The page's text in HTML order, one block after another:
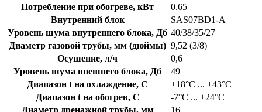
Потребление при обогреве, кВт
0.65
Внутренний блок
SAS07BD1-A
Уровень шума внутреннего блока, Дб 40/38/35/27
Диаметр газовой трубы, мм (дюймы) 9,52 (3/8)
Осушение, л/ч
0,6
Уровень шума внешнего блока, Дб
49
Диапазон t на охлаждение, C
+18°С ... +43°С
Диапазон t на обогрев, C
-7°С ... +24°С